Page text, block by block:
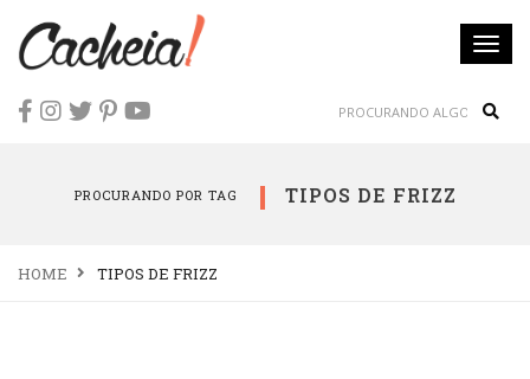
PROCURANDO POR TAG TIPOS DE FRIZZ
HOME TIPOS DE FRIZZ